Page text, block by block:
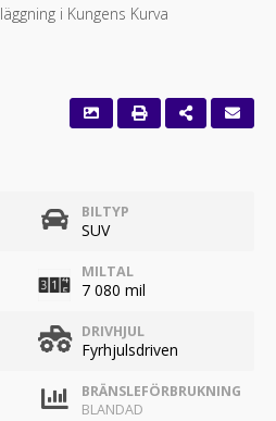
i Kungens Kurva
BILTYP
SUV
MILTAL
7 080 mil
DRIVHJUL
Fyrhjulsdriven
BRÄNSLEFÖRBRUKNING
BLANDAD